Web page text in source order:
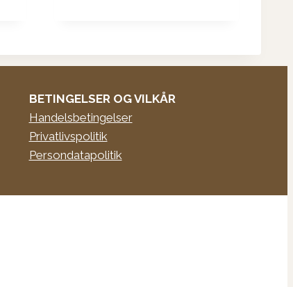
BETINGELSER OG VILKÅR
Handelsbetingelser
Privatlivspolitik
Persondatapolitik